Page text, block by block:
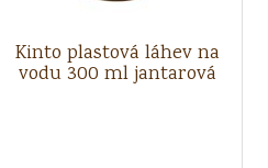
Kinto plastová láhev na
vodu 300 ml jantarová